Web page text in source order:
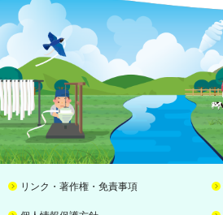
リンク・著作権・免責事項